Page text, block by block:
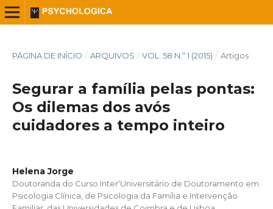
PÁGINA DE INÍCIO / ARQUIVOS / VOL. 58 N.º 1 (2015) / Artigos
Segurar a família pelas pontas:
Os dilemas dos avós
cuidadores a tempo inteiro
Helena Jorge
Doutoranda do Curso Inter‘Universitário de Doutoramento em
Psicologia Clínica, de Psicologia da Família e Intervenção